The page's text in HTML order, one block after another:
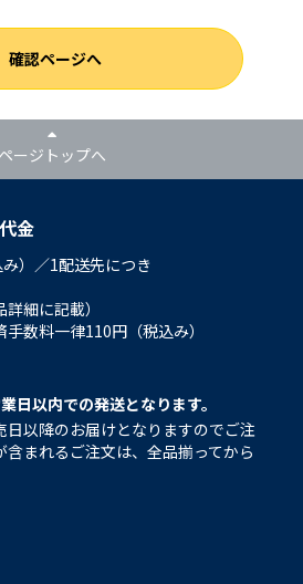
確認ページへ
ページトップへ
金
）／1配送先につき
細に記載）
数料一律110円（税込み）
日以内での発送となります。
以降のお届けとなりますのでご注
まれるご注文は、全品揃ってから